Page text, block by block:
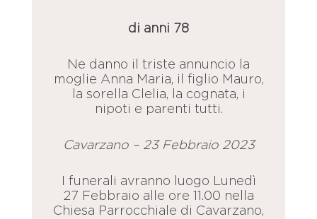
di anni 78
Ne danno il triste annuncio la
moglie Anna Maria, il figlio Mauro,
la sorella Clelia, la cognata, i
nipoti e parenti tutti.
Cavarzano – 23 Febbraio 2023
I funerali avranno luogo Lunedì
27 Febbraio alle ore 11.00 nella
Chiesa Parrocchiale di Cavarzano,